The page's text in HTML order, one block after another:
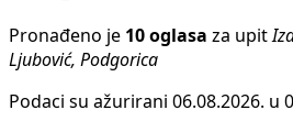
Pronađeno je 10 oglasa za upit
Ljubović, Podgorica
Podaci su ažurirani 06.08.2026. u